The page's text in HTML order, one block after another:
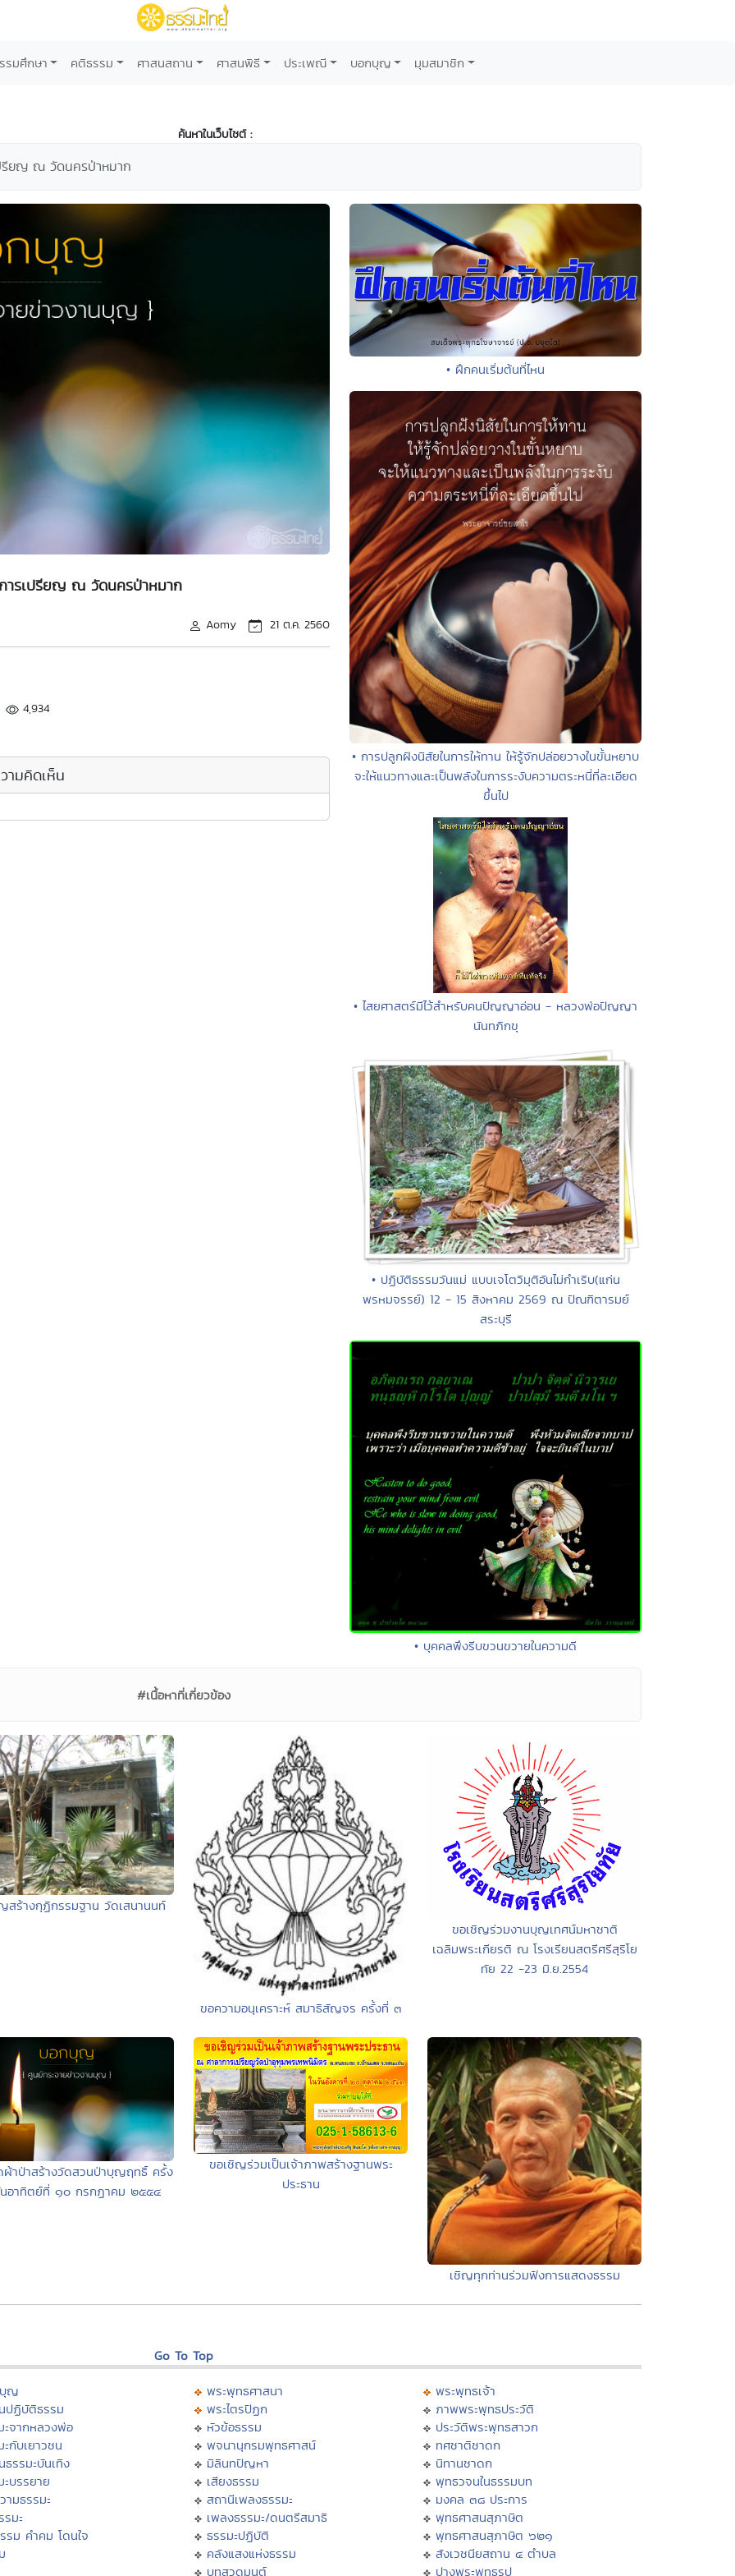
รมศึกษา คติธรรม ศาสนสถาน ศาสนพิธี ประเพณี บอกบุญ มุมสมาชิก
ค้นหาในเว็บไซต์ :
รียญ ณ วัดนครป่าหมาก
ารเปรียญ ณ วัดนครป่าหมาก
Aomy 21 ต.ค. 2560
4,934
ามคิดเห็น
• ฝึกคนเริ่มต้นที่ไหน
• การปลูกฝังนิสัยในการให้ทาน ให้รู้จักปล่อยวางในขั้นหยาบ
จะให้แนวทางและเป็นพลังในการระงับความตระหนี่ที่ละเอียด
ขึ้นไป
• ไสยศาสตร์มีไว้สำหรับคนปัญญาอ่อน - หลวงพ่อปัญญา
นันทภิกขุ
• ปฏิบัติธรรมวันแม่ แบบเจโตวิมุติอันไม่กำเริบ(แก่น
พรหมจรรย์) 12 - 15 สิงหาคม 2569 ณ ปัณฑิตารมย์
สระบุรี
• บุคคลพึงรีบขวนขวายในความดี
#เนื้อหาที่เกี่ยวข้อง
สร้างกุฏิกรรมฐาน วัดเสนานนท์
ขอความอนุเคราะห์ สมาธิสัญจร ครั้งที่ ๓
ขอเชิญร่วมงานบุญเทศน์มหาชาติ
เฉลิมพระเกียรติ ณ โรงเรียนสตรีศรีสุริโย
ทัย 22 -23 มิ.ย.2554
ผ้าป่าสร้างวัดสวนป่าบุญฤทธิ์ ครั้ง
อาทิตย์ที่ ๑๐ กรกฏาคม ๒๕๕๔
ขอเชิญร่วมเป็นเจ้าภาพสร้างฐานพระ
ประธาน
เชิญทุกท่านร่วมฟังการแสดงธรรม
Go To Top
ญ
ปฏิบัติธรรม
ะจากหลวงพ่อ
ะกับเยาวชน
ธรรมะบันเทิง
ะบรรยาย
ามธรรมะ
รมะ
รม คำคม โดนใจ
พระพุทธศาสนา
พระไตรปิฏก
หัวข้อธรรม
พจนานุกรมพุทธศาสน์
มิลินทปัญหา
เสียงธรรม
สถานีเพลงธรรมะ
เพลงธรรมะ/ดนตรีสมาธิ
ธรรมะปฏิบัติ
คลังแสงแห่งธรรม
บทสวดมนต์
พระพุทธเจ้า
ภาพพระพุทธประวัติ
ประวัติพระพุทธสาวก
ทศชาติชาดก
นิทานชาดก
พุทธวจนในธรรมบท
มงคล ๓๘ ประการ
พุทธศาสนสุภาษิต
พุทธศาสนสุภาษิต ๖๒๑
สังเวชนียสถาน ๔ ตำบล
ปางพระพุทธรูป